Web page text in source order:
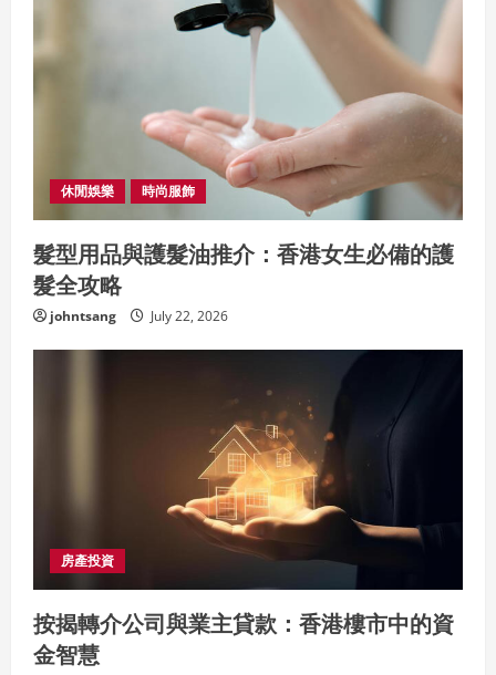
休閒娛樂 時尚服飾
髮型用品與護髮油推介：香港女生必備的護
髮全攻略
johntsang July 22, 2026
房產投資
按揭轉介公司與業主貸款：香港樓市中的資
金智慧